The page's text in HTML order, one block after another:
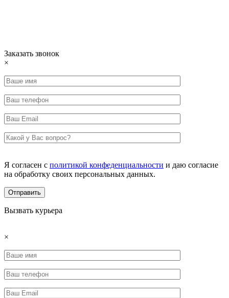
Заказать звонок
×
Я согласен с политикой конфеденциальности и даю согласие
на обработку своих персональных данных.
Вызвать курьера
×